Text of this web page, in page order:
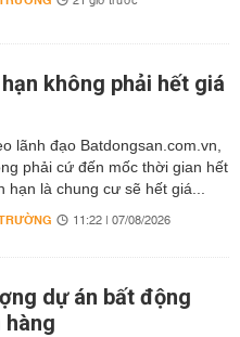
không phải hết giá
lãnh đạo Batdongsan.com.vn,
phải cứ đến mốc thời gian hết
hạn là chung cư sẽ hết giá...
11:22 | 07/08/2026
dự án bất động
hàng